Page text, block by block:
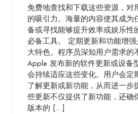
免费地查找和下载这些资源，对
的吸引力。海量的内容使其成为
备或寻找能够提升效率或娱乐性
必备工具。 定期更新和功能增
大特色。程序员深知用户需求的
Apple 发布新的软件更新或设备
会持续适应这些变化。用户会定
了解更新或新功能，从而进一步
些更新不仅提供了新功能，还确
版本的 […]